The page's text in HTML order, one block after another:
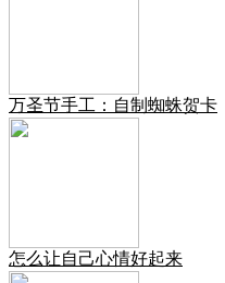
万圣节手工：自制蜘蛛贺卡
怎么让自己心情好起来